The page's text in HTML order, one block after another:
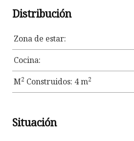
Distribución
Zona de estar:
Cocina:
M2 Construidos: 4 m2
Situación